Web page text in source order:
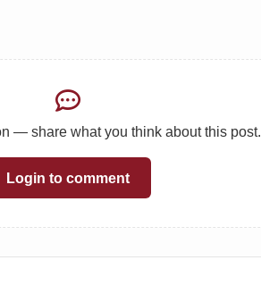
— share what you think about this post.
Login to comment